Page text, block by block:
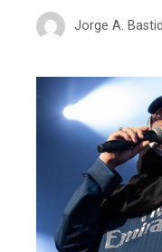
Jorge A.